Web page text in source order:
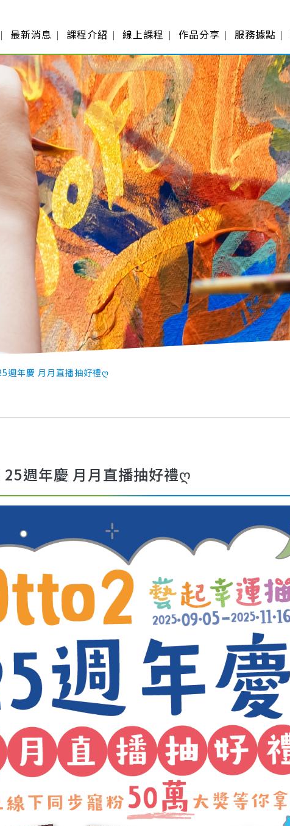
最新消息 課程介紹 線上課程 作品分享 服務據點
週年慶 月月直播抽好禮Ღ
25週年慶 月月直播抽好禮ღ